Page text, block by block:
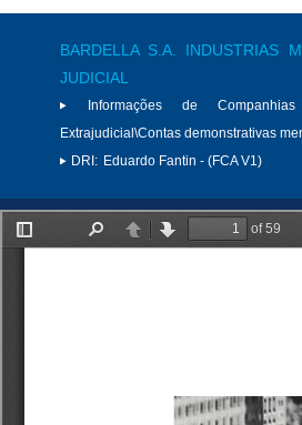
BARDELLA S.A. INDUSTRIAS
JUDICIAL
Informações de
Extrajudicial\Contas demonstrativas
DRI: Eduardo Fantin - (FCA V1)